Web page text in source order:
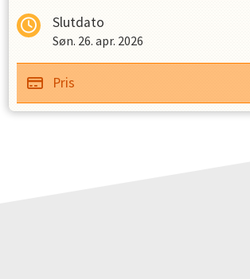
Slutdato
Søn. 26. apr. 2026
Pris